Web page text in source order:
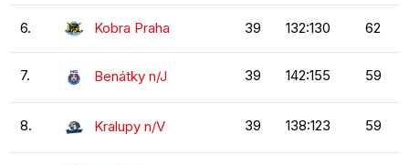
6. Kobra Praha 39 132:130 62
7. Benátky n/J 39 142:155 59
8. Kralupy n/V 39 138:123 59